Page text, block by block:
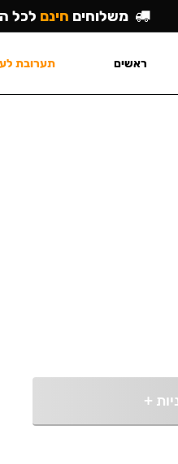
+
משלוחים חינם לכל
ראשים תערובת